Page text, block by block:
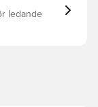
användning.
ledande